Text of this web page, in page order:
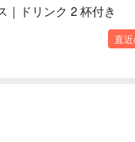
｜ドリンク 2 杯付き
直